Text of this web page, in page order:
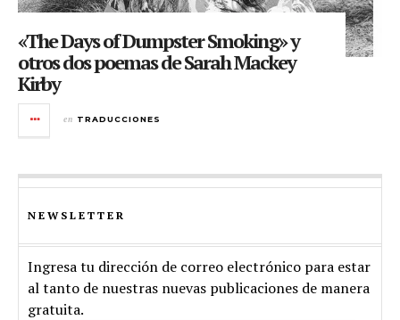
«The Days of Dumpster Smoking» y
otros dos poemas de Sarah Mackey
Kirby
en TRADUCCIONES
NEWSLETTER
Ingresa tu dirección de correo electrónico para estar
al tanto de nuestras nuevas publicaciones de manera
gratuita.